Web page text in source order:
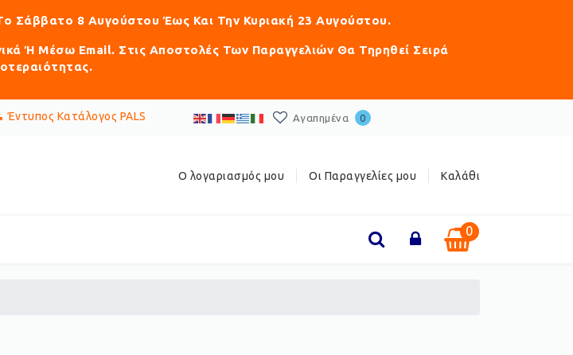
Σάββατο 8 Αυγούστου Έως Και Την Κυριακή 23 Αυγούστου.
Ή Μέσω Email. Στις Αποστολές Των Παραγγελιών Θα Τηρηθεί Σειρά
Έντυπος Κατάλογος PALS Αγαπημένα 0
Ο λογαριασμός μου Οι Παραγγελίες μου Καλάθι
0